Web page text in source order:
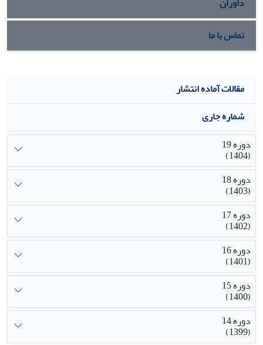
واقع شده اند. حضور پلیس زن و حمایت از زنان شاغل و اصلاح
رویه های شکایات قانونی
میتواند گامهای مهمی برای کاهش آزار جنسی و ایجاد امنیت در
محیط کار باشد
تماس با ما
مقالات آماده انتشار
شماره جاری
دوره 19
(1404)
دوره 18
(1403)
دوره 17
(1402)
دوره 16
(1401)
دوره 15
(1400)
دوره 14
(1399)